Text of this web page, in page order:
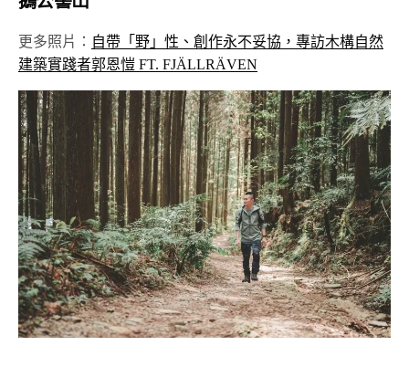
更多照片： 自帶「野」性、創作永不妥協，專訪木構自然
建築實踐者郭恩愷 FT. FJÄLLRÄVEN